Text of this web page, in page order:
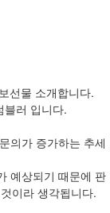
선물 소개합니다.
블러 입니다.
의가 증가하는 추세
예상되기 때문에 판
이라 생각됩니다.